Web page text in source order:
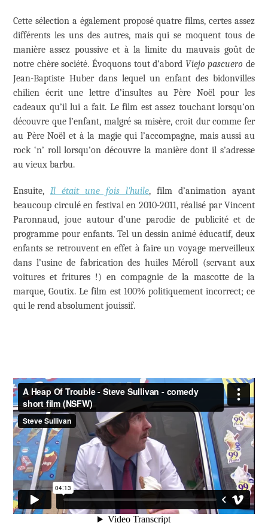
Cette sélection a également proposé quatre films, certes assez
différents les uns des autres, mais qui se moquent tous de
manière assez poussive et à la limite du mauvais goût de
notre chère société. Évoquons tout d’abord Viejo pascuero de
Jean-Baptiste Huber dans lequel un enfant des bidonvilles
chilien écrit une lettre d’insultes au Père Noël pour les
cadeaux qu’il lui a fait. Le film est assez touchant lorsqu’on
découvre que l’enfant, malgré sa misère, croit dur comme fer
au Père Noël et à la magie qui l’accompagne, mais aussi au
rock ‘n’ roll lorsqu’on découvre la manière dont il s’adresse
au vieux barbu.
Ensuite, Il était une fois l’huile, film d’animation ayant
beaucoup circulé en festival en 2010-2011, réalisé par Vincent
Paronnaud, joue autour d’une parodie de publicité et de
programme pour enfants. Tel un dessin animé éducatif, deux
enfants se retrouvent en effet à faire un voyage merveilleux
dans l’usine de fabrication des huiles Méroll (servant aux
voitures et fritures !) en compagnie de la mascotte de la
marque, Goutix. Le film est 100% politiquement incorrect; ce
qui le rend absolument jouissif.